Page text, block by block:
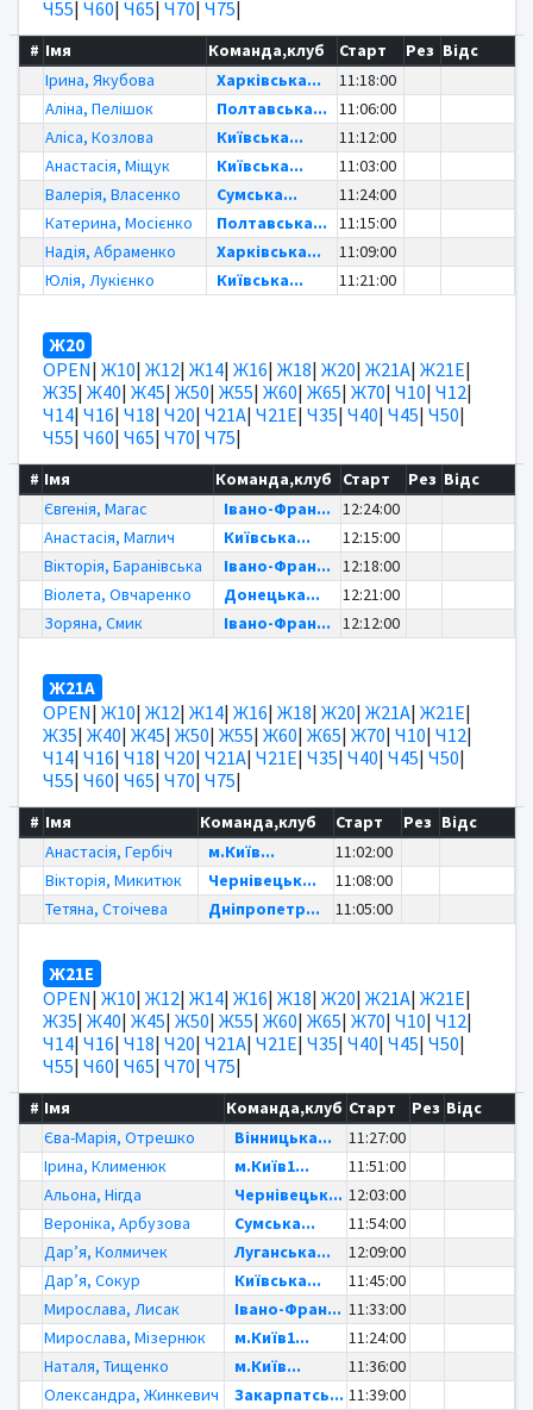
Ч55| Ч60| Ч65| Ч70| Ч75|
# Імя Команда,клуб Старт Рез Відс
Ірина, Якубова
Харківська...
11:18:00
Аліна, Пелішок
Полтавська...
11:06:00
Аліса, Козлова
Київська...
11:12:00
Анастасія, Міщук
Київська...
11:03:00
Валерія, Власенко
Сумська...
11:24:00
Катерина, Мосієнко
Полтавська...
11:15:00
Надія, Абраменко
Харківська...
11:09:00
Юлія, Лукієнко
Київська... 11:21:00
Ж20
OPEN| Ж10| Ж12| Ж14| Ж16| Ж18| Ж20| Ж21А| Ж21Е|
Ж35| Ж40| Ж45| Ж50| Ж55| Ж60| Ж65| Ж70| Ч10| Ч12|
Ч14| Ч16| Ч18| Ч20| Ч21А| Ч21Е| Ч35| Ч40| Ч45| Ч50|
Ч55| Ч60| Ч65| Ч70| Ч75|
# Імя Команда,клуб Старт Рез Відс
Євгенія, Магас
Івано-Фран...
12:24:00
Анастасія, Маглич
Київська...
12:15:00
Вікторія, Баранівська
Івано-Фран...
12:18:00
Віолета, Овчаренко
Донецька...
12:21:00
Зоряна, Смик
Івано-Фран... 12:12:00
Ж21А
OPEN| Ж10| Ж12| Ж14| Ж16| Ж18| Ж20| Ж21А| Ж21Е|
Ж35| Ж40| Ж45| Ж50| Ж55| Ж60| Ж65| Ж70| Ч10| Ч12|
Ч14| Ч16| Ч18| Ч20| Ч21А| Ч21Е| Ч35| Ч40| Ч45| Ч50|
Ч55| Ч60| Ч65| Ч70| Ч75|
# Імя Команда,клуб Старт Рез Відс
Анастасія, Гербіч
м.Київ...
11:02:00
Вікторія, Микитюк
Чернівецьк...
11:08:00
Тетяна, Стоічева
Дніпропетр... 11:05:00
Ж21Е
OPEN| Ж10| Ж12| Ж14| Ж16| Ж18| Ж20| Ж21А| Ж21Е|
Ж35| Ж40| Ж45| Ж50| Ж55| Ж60| Ж65| Ж70| Ч10| Ч12|
Ч14| Ч16| Ч18| Ч20| Ч21А| Ч21Е| Ч35| Ч40| Ч45| Ч50|
Ч55| Ч60| Ч65| Ч70| Ч75|
# Імя Команда,клуб Старт Рез Відс
Єва-Марія, Отрешко
Вінницька...
11:27:00
Ірина, Клименюк
м.Київ1...
11:51:00
Альона, Нігда
Чернівецьк... 12:03:00
Вероніка, Арбузова
Сумська...
11:54:00
Дар’я, Колмичек
Луганська...
12:09:00
Дар’я, Сокур
Київська...
11:45:00
Мирослава, Лисак
Івано-Фран... 11:33:00
Мирослава, Мізернюк
м.Київ1...
11:24:00
Наталя, Тищенко
м.Київ...
11:36:00
Олександра, Жинкевич
Закарпатсь... 11:39:00